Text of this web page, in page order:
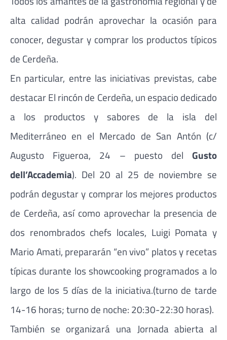
alta calidad podrán aprovechar la ocasión para
conocer, degustar y comprar los productos típicos
de Cerdeña.
En particular, entre las iniciativas previstas, cabe
destacar El rincón de Cerdeña, un espacio dedicado
a los productos y sabores de la isla del
Mediterráneo en el Mercado de San Antón (c/
Augusto Figueroa, 24 – puesto del Gusto
dell’Accademia). Del 20 al 25 de noviembre se
podrán degustar y comprar los mejores productos
de Cerdeña, así como aprovechar la presencia de
dos renombrados chefs locales, Luigi Pomata y
Mario Amati, prepararán “en vivo” platos y recetas
típicas durante los showcooking programados a lo
largo de los 5 días de la iniciativa.(turno de tarde
14-16 horas; turno de noche: 20:30-22:30 horas).
También se organizará una Jornada abierta al